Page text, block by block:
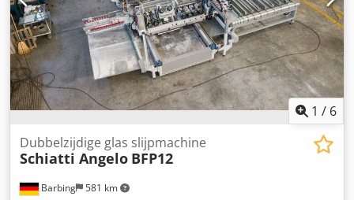
1 / 6
Barbing 581 km
Dubbelzijdige glas slijpmachine
Schiatti Angelo BFP12